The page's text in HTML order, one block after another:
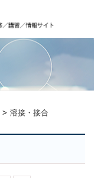
溶接・接合